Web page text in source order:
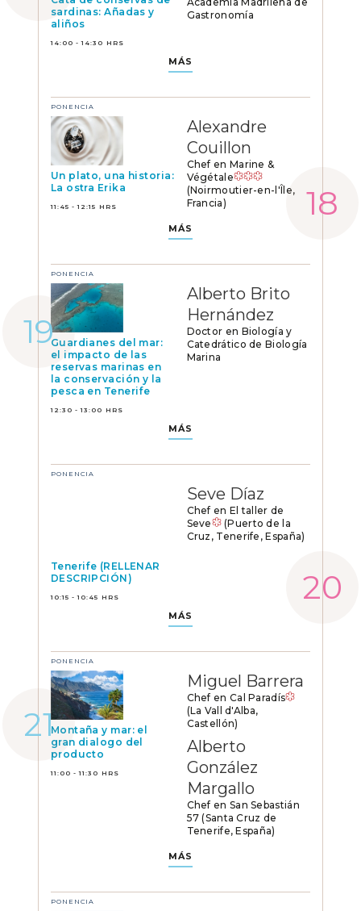
sardinas: Añadas y
aliños
14:00 - 14:30 HRS
Gastronomía
MÁS
PONENCIA
Un plato, una historia:
La ostra Erika
11:45 - 12:15 HRS
Alexandre
Couillon
Chef en Marine &
Végétale
(Noirmoutier-en-l'Île,
Francia)
MÁS
PONENCIA
Guardianes del mar:
el impacto de las
reservas marinas en
la conservación y la
pesca en Tenerife
12:30 - 13:00 HRS
Alberto Brito
Hernández
Doctor en Biología y
Catedrático de Biología
Marina
MÁS
PONENCIA
Tenerife (RELLENAR
DESCRIPCIÓN)
10:15 - 10:45 HRS
Seve Díaz
Chef en El taller de
Seve
(Puerto de la
Cruz, Tenerife, España)
MÁS
PONENCIA
Montaña y mar: el
gran dialogo del
producto
11:00 - 11:30 HRS
Miguel Barrera
Chef en Cal Paradís
(La Vall d'Alba,
Castellón)
Alberto
González
Margallo
Chef en San Sebastián
57 (Santa Cruz de
Tenerife, España)
MÁS
PONENCIA